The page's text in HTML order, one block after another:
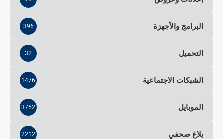
البرامج والأجهزة 396
التحميل 32
الشبكات الاجتماعية 1476
الموبايل 3752
بلاغ صحفي 2212